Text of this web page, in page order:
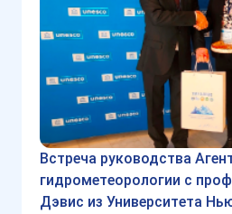
Встреча руководства
гидрометеорологии с
Дэвис из Университета